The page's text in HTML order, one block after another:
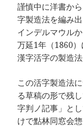
謹慎中に洋書か
字製造法を編み
インデルマウル
万延1年（1860
漢字活字の製造
この活字製造法
る草稿の形で残
字判ノ記事」と
けで點林同窓会